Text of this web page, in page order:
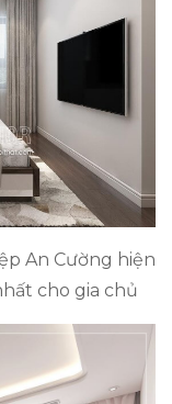
An Cường hiện
cho gia chủ